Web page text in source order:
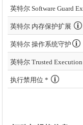
英特尔 Software Guard
英特尔 内存保护扩展
英特尔 操作系统守护
英特尔 Trusted
执行禁用位 *